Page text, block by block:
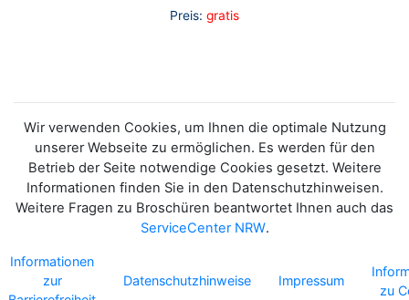
Preis: gratis
Wir verwenden Cookies, um Ihnen die optimale Nutzung
unserer Webseite zu ermöglichen. Es werden für den
Betrieb der Seite notwendige Cookies gesetzt. Weitere
Informationen finden Sie in den Datenschutzhinweisen.
Weitere Fragen zu Broschüren beantwortet Ihnen auch das
ServiceCenter NRW.
Informationen
zur
Datenschutzhinweise Impressum
zu